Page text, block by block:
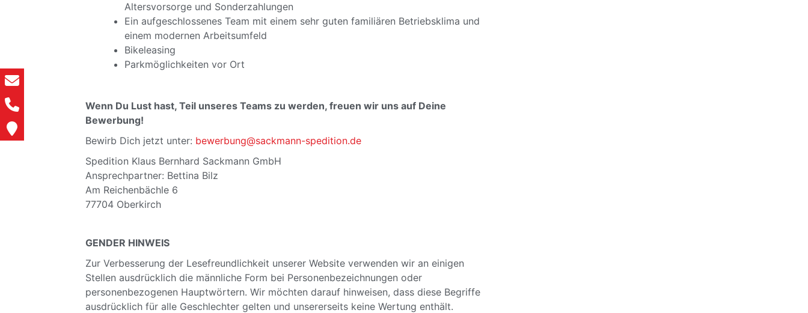
Altersvorsorge und Sonderzahlungen
Ein aufgeschlossenes Team mit einem sehr guten familiären Betriebsklima und
einem modernen Arbeitsumfeld
Bikeleasing
Parkmöglichkeiten vor Ort
Wenn Du Lust hast, Teil unseres Teams zu werden, freuen wir uns auf Deine
Bewerbung!
Bewirb Dich jetzt unter: bewerbung@sackmann-spedition.de
Spedition Klaus Bernhard Sackmann GmbH
Ansprechpartner: Bettina Bilz
Am Reichenbächle 6
77704 Oberkirch
GENDER HINWEIS
Zur Verbesserung der Lesefreundlichkeit unserer Website verwenden wir an einigen
Stellen ausdrücklich die männliche Form bei Personenbezeichnungen oder
personenbezogenen Hauptwörtern. Wir möchten darauf hinweisen, dass diese Begriffe
ausdrücklich für alle Geschlechter gelten und unsererseits keine Wertung enthält.